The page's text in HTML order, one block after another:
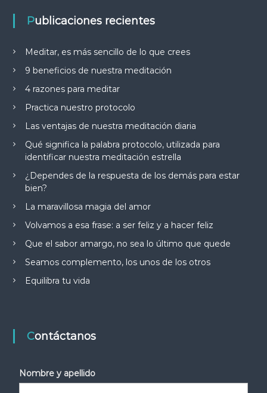
Publicaciones recientes
Meditar, es más sencillo de lo que crees
9 beneficios de nuestra meditación
4 razones para meditar
Practica nuestro protocolo
Las ventajas de nuestra meditación diaria
Qué significa la palabra protocolo, utilizada para
identificar nuestra meditación estrella
¿Dependes de la respuesta de los demás para estar
bien?
La maravillosa magia del amor
Volvamos a esa frase: a ser feliz y a hacer feliz
Que el sabor amargo, no sea lo último que quede
Seamos complemento, los unos de los otros
Equilibra tu vida
Contáctanos
Nombre y apellido